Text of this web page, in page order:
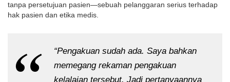
tanpa persetujuan pasien—sebuah pelanggaran serius terhadap
hak pasien dan etika medis.
“Pengakuan sudah ada. Saya bahkan
memegang rekaman pengakuan
kelalaian tersebut. Jadi pertanyaannya